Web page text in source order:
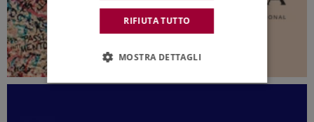
RIFIUTA TUTTO
MOSTRA DETTAGLI